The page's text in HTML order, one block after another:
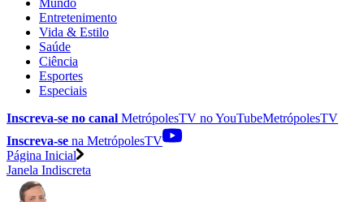
Entretenimento
Vida & Estilo
Saúde
Ciência
Esportes
Especiais
Inscreva-se no canal MetrópolesTV noYouTubeMetrópolesTV
Inscreva-se na MetrópolesTV
Página Inicial
Janela Indiscreta